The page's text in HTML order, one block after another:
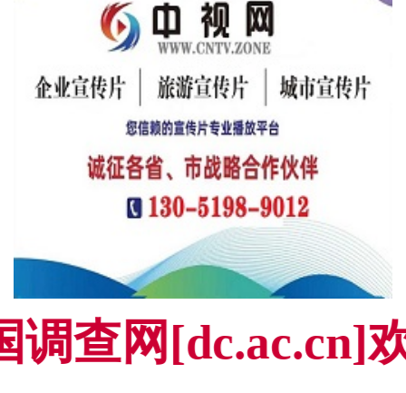
调查网[dc.ac.cn]